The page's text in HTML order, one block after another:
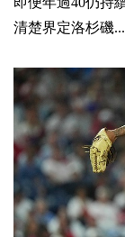
清楚界定洛杉磯